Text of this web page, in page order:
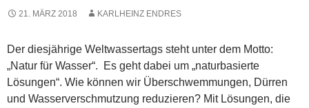
21. MÄRZ 2018 KARLHEINZ ENDRES
Der diesjährige Weltwassertags steht unter dem Motto:
„Natur für Wasser“. Es geht dabei um „naturbasierte
Lösungen“. Wie können wir Überschwemmungen, Dürren
und Wasserverschmutzung reduzieren? Mit Lösungen, die